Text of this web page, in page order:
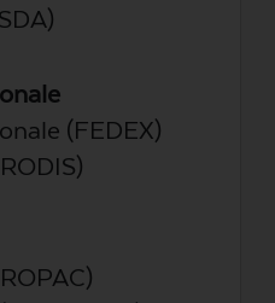
(FEDEX)